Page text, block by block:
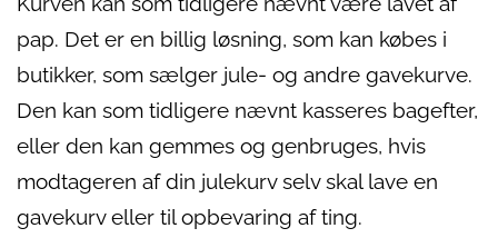
pap. Det er en billig løsning, som kan købes i
butikker, som sælger jule- og andre gavekurve.
Den kan som tidligere nævnt kasseres bagefter,
eller den kan gemmes og genbruges, hvis
modtageren af din julekurv selv skal lave en
gavekurv eller til opbevaring af ting.